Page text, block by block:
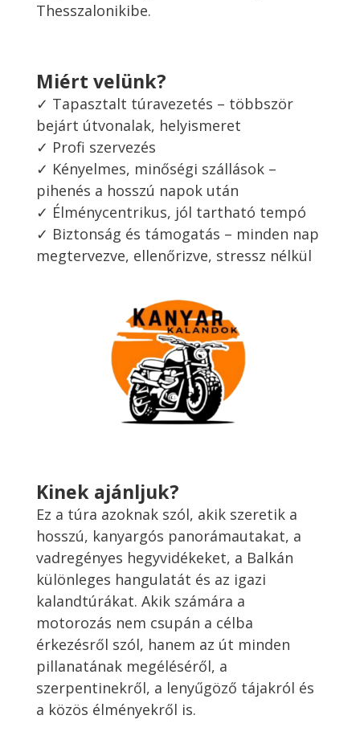
Thesszalonikibe.
Miért velünk?
✓ Tapasztalt túravezetés – többször
bejárt útvonalak, helyismeret
✓ Profi szervezés
✓ Kényelmes, minőségi szállások –
pihenés a hosszú napok után
✓ Élménycentrikus, jól tartható tempó
✓ Biztonság és támogatás – minden nap
megtervezve, ellenőrizve, stressz nélkül
Kinek ajánljuk?
Ez a túra azoknak szól, akik szeretik a
hosszú, kanyargós panorámautakat, a
vadregényes hegyvidékeket, a Balkán
különleges hangulatát és az igazi
kalandtúrákat. Akik számára a
motorozás nem csupán a célba
érkezésről szól, hanem az út minden
pillanatának megéléséről, a
szerpentinekről, a lenyűgöző tájakról és
a közös élményekről is.